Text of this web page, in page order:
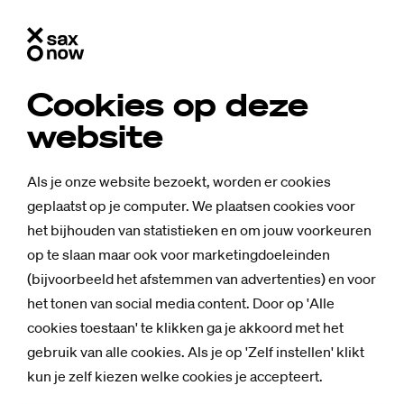
Cookies op deze
website
Als je onze website bezoekt, worden er cookies
geplaatst op je computer. We plaatsen cookies voor
het bijhouden van statistieken en om jouw voorkeuren
op te slaan maar ook voor marketingdoeleinden
(bijvoorbeeld het afstemmen van advertenties) en voor
het tonen van social media content. Door op 'Alle
cookies toestaan' te klikken ga je akkoord met het
gebruik van alle cookies. Als je op 'Zelf instellen' klikt
kun je zelf kiezen welke cookies je accepteert.
Nieuws
Stu­den­ten en
do­cen­ten FTT